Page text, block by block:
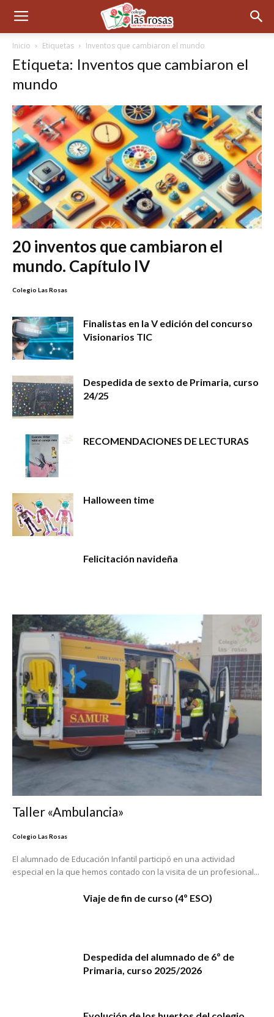
Inicio Etiquetas Inventos que cambiaron el mundo
Etiqueta: Inventos que cambiaron el
mundo
20 inventos que cambiaron el
mundo. Capítulo IV
Colegio Las Rosas
Finalistas en la V edición del concurso
Visionarios TIC
Despedida de sexto de Primaria, curso
24/25
RECOMENDACIONES DE LECTURAS
Halloween time
Felicitación navideña
Taller «Ambulancia»
Colegio Las Rosas
El alumnado de Educación Infantil participó en una actividad
especial en la que hemos contado con la visita de un profesional...
Viaje de fin de curso (4º ESO)
Despedida del alumnado de 6º de
Primaria, curso 2025/2026